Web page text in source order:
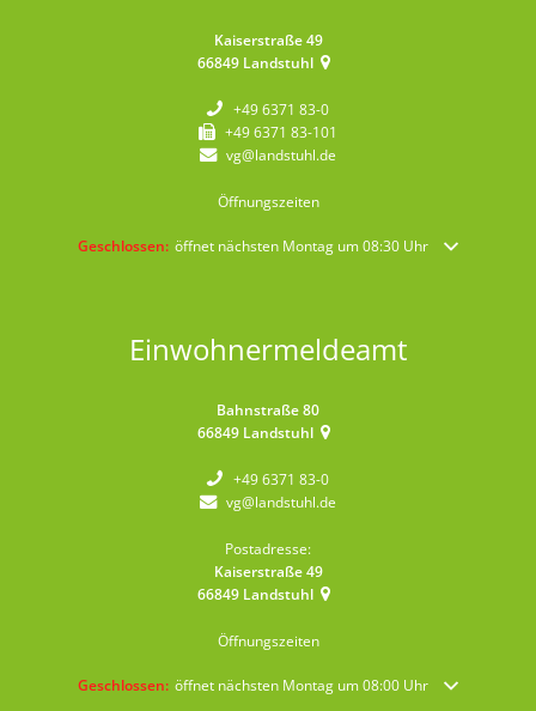
Kaiserstraße 49
66849 Landstuhl
+49 6371 83-0
+49 6371 83-101
vg@landstuhl.de
Öffnungszeiten
Klicken, um weitere Öffnungs- oder Schließzeiten auszublenden
Geschlossen: öffnet nächsten Montag um 08:30 Uhr
Einwohnermeldeamt
Bahnstraße 80
66849 Landstuhl
+49 6371 83-0
vg@landstuhl.de
Postadresse:
Kaiserstraße 49
66849 Landstuhl
Öffnungszeiten
Klicken, um weitere Öffnungs- oder Schließzeiten auszublenden
Geschlossen: öffnet nächsten Montag um 08:00 Uhr